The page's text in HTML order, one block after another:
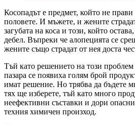
Косопадът е предмет, който не
половете. И мъжете, и жените
загубата на коса и този, който
дебел. Въпреки че алопецията се
жените също страдат от нея доста
Тъй като решението на този проблем
пазара се появиха голям брой
имат решение. Но трябва да бъдете
тях ще изберете, тъй като много
неефективни съставки и дори
техния химичен произход.